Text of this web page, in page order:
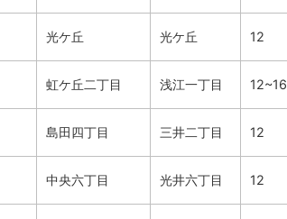
光ケ丘 光ケ丘 12
虹ケ丘二丁目 浅江一丁目 12~16
島田四丁目 三井二丁目 12
中央六丁目 光井六丁目 12